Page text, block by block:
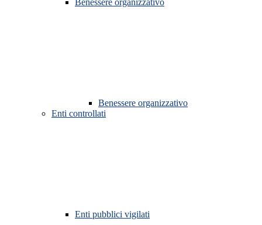
Benessere organizzativo
Benessere organizzativo
Enti controllati
Enti pubblici vigilati